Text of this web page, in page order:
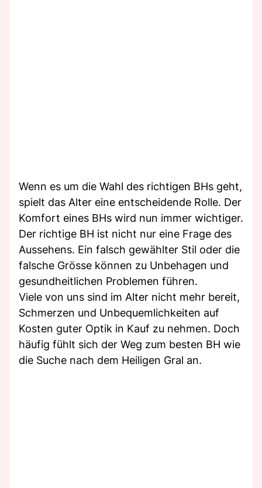
Wenn es um die Wahl des richtigen BHs geht,
spielt das Alter eine entscheidende Rolle. Der
Komfort eines BHs wird nun immer wichtiger.
Der richtige BH ist nicht nur eine Frage des
Aussehens. Ein falsch gewählter Stil oder die
falsche Grösse können zu Unbehagen und
gesundheitlichen Problemen führen.
Viele von uns sind im Alter nicht mehr bereit,
Schmerzen und Unbequemlichkeiten auf
Kosten guter Optik in Kauf zu nehmen. Doch
häufig fühlt sich der Weg zum besten BH wie
die Suche nach dem Heiligen Gral an.